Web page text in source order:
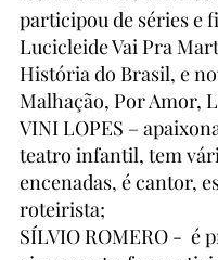
participou de séries e
Lucicleide Vai Pra
História do Brasil, e
Malhação, Por Amor,
VINI LOPES –
teatro infantil, tem
encenadas, é cantor,
roteirista;
SÍLVIO ROMERO -  é